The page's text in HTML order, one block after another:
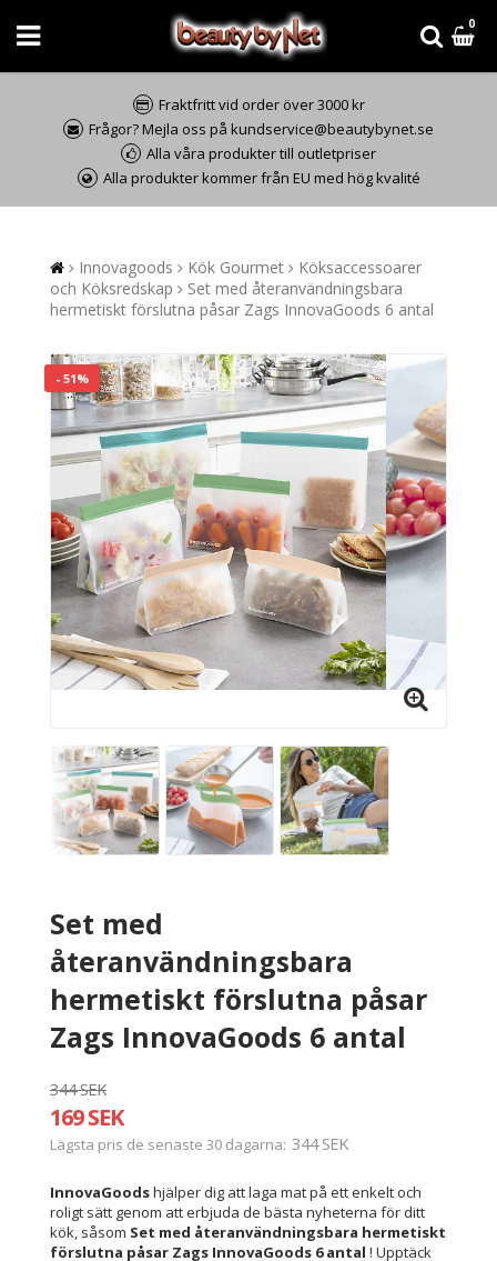
0
Fraktfritt vid order över 3000 kr
Frågor? Mejla oss på kundservice@beautybynet.se
Alla våra produkter till outletpriser
Alla produkter kommer från EU med hög kvalité
Innovagoods Kök Gourmet
Köksaccessoarer
och Köksredskap
Set med återanvändningsbara
hermetiskt förslutna påsar Zags InnovaGoods 6 antal
- 51%
Set med
återanvändningsbara
hermetiskt förslutna påsar
Zags InnovaGoods 6 antal
344 SEK
169 SEK
Lägsta pris de senaste 30 dagarna 344 SEK
InnovaGoodshjälper dig att laga mat på ett enkelt och
roligt sätt genom att erbjuda de bästa nyheterna för ditt
kök, såsom Set med återanvändningsbara hermetiskt
förslutna påsar Zags InnovaGoods 6 antal ! Upptäck